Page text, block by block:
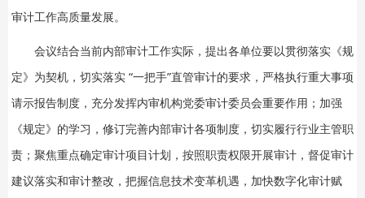
审计工作高质量发展。
会议结合当前内部审计工作实际，提出各单位要以贯彻落实《规
定》为契机，切实落实 “一把手”直管审计的要求，严格执行重大事项
请示报告制度，充分发挥内审机构党委审计委员会重要作用；加强
《规定》的学习，修订完善内部审计各项制度，切实履行行业主管职
责；聚焦重点确定审计项目计划，按照职责权限开展审计，督促审计
建议落实和审计整改，把握信息技术变革机遇，加快数字化审计赋